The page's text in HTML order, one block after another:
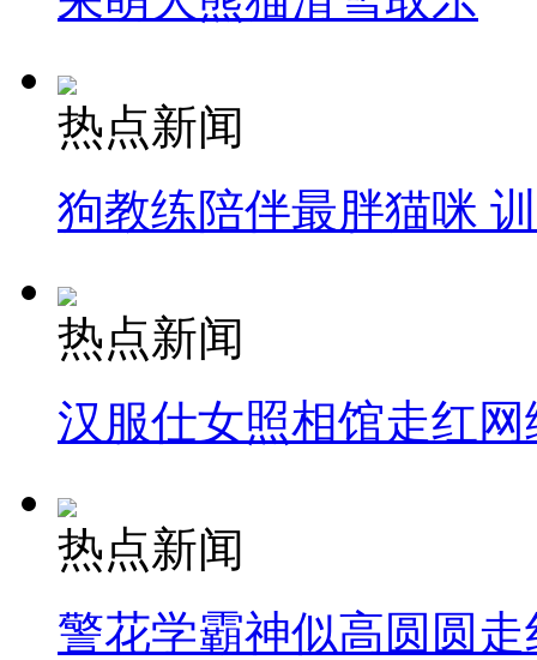
热点新闻
狗教练陪伴最胖猫咪
热点新闻
汉服仕女照相馆走红网
热点新闻
警花学霸神似高圆圆走